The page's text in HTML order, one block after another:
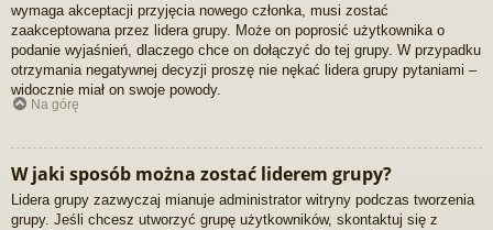
wymaga akceptacji przyjęcia nowego członka, musi zostać
zaakceptowana przez lidera grupy. Może on poprosić użytkownika o
podanie wyjaśnień, dlaczego chce on dołączyć do tej grupy. W przypadku
otrzymania negatywnej decyzji proszę nie nękać lidera grupy pytaniami –
widocznie miał on swoje powody.
Na górę
W jaki sposób można zostać liderem grupy?
Lidera grupy zazwyczaj mianuje administrator witryny podczas tworzenia
grupy. Jeśli chcesz utworzyć grupę użytkowników, skontaktuj się z